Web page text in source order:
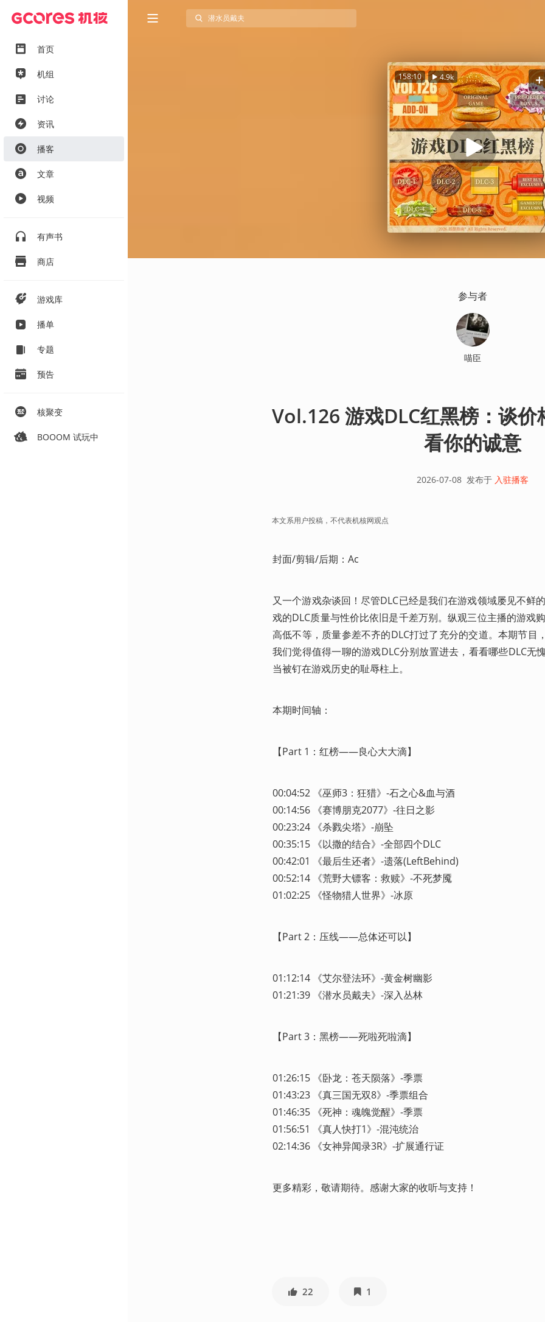
首页
机组
讨论
资讯
播客
文章
视频
有声书
商店
游戏库
播单
专题
预告
核聚变
BOOOM 试玩中
158:10 4.9k
参与者
喵臣
Vol.126 游戏DLC红黑榜：谈
看你的诚意
2026-07-08 发布于 入驻播客
本文系用户投稿，不代表机核网观点
封面/剪辑/后期：Ac
又一个游戏杂谈回！尽管DLC已经是我们在游戏领域屡见不鲜
戏的DLC质量与性价比依旧是千差万别。纵观三位主播的游戏
高低不等，质量参差不齐的DLC打过了充分的交道。本期节目
我们觉得值得一聊的游戏DLC分别放置进去，看看哪些DLC无
当被钉在游戏历史的耻辱柱上。
本期时间轴：
【Part 1：红榜——良心大大滴】
00:04:52 《巫师3：狂猎》-石之心&血与酒
00:14:56 《赛博朋克2077》-往日之影
00:23:24 《杀戮尖塔》-崩坠
00:35:15 《以撒的结合》-全部四个DLC
00:42:01 《最后生还者》-遗落(LeftBehind)
00:52:14 《荒野大镖客：救赎》-不死梦魇
01:02:25 《怪物猎人世界》-冰原
【Part 2：压线——总体还可以】
01:12:14 《艾尔登法环》-黄金树幽影
01:21:39 《潜水员戴夫》-深入丛林
【Part 3：黑榜——死啦死啦滴】
01:26:15 《卧龙：苍天陨落》-季票
01:43:23 《真三国无双8》-季票组合
01:46:35 《死神：魂魄觉醒》-季票
01:56:51 《真人快打1》-混沌统治
02:14:36 《女神异闻录3R》-扩展通行证
更多精彩，敬请期待。感谢大家的收听与支持！
22 1